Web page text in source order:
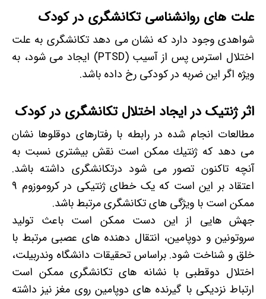
علت های روانشناسی تکانشگری در کودک
شواهدی وجود دارد که نشان می دهد تکانشگری به علت
اختلال استرس پس از آسیب (PTSD) ایجاد می شود، به
ویژه اگر این ضربه در کودکی رخ داده باشد.
اثر ژنتیک در ایجاد اختلال تکانشگری در کودک
مطالعات انجام شده در رابطه با رفتارهای دوقلوها نشان
می دهد كه ژنتیك ممكن است نقش بیشتری نسبت به
آنچه تاکنون تصور می شود درتکانشگری داشته باشد.
اعتقاد بر این است که یک خطای ژنتیکی در کروموزوم 9
ممکن است با ویژگی های تکانشگری مرتبط باشد.
جهش هایی از این دست ممکن است باعث تولید
سروتونین و دوپامین، انتقال دهنده های عصبی مرتبط با
خلق و شناخت شود. براساس تحقیقات دانشگاه وندربیلت،
اختلال دوقطبی با نشانه های تکانشگری ممکن است
ارتباط نزدیکی با گیرنده های دوپامین روی مغز نیز داشته